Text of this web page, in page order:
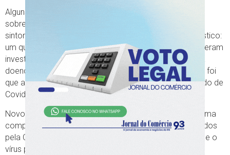
Alguns dias depois, Giselle, que prefere não revelar o
sobrenome, voltou à emergência com os mesmos
sintomas. Depois de uma bateria de exames, o diagnóstico:
um quadro agudo de diabete tipo 1. Os médicos resolveram
investigar por que uma pessoa jovem, sem histórico da
doença, apresentou um quadro tão grave. A conclusão foi
que a manifestação seria decorrente de um caso brando de
Covid-19, no início do ano.
Novos estudos vêm mostrando que a diabete é mais uma
complicação a ser adicionada à lista dos danos causados
pela Covid-19. O que os cientistas ainda não sabem é se o
vírus potencializa um problema que já estava em